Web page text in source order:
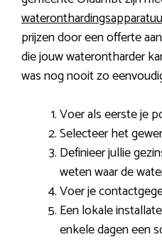
prijzen door een offerte
die jouw waterontharder
was nog nooit zo
Voer als eerste je
Selecteer het
Definieer jullie
weten waar de
Voer je
Een lokale
enkele dagen een